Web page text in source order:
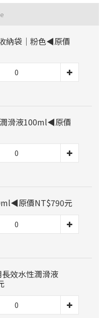
納袋｜粉色◀原價
滑液100ml◀原價
原價NT$790元
效水性潤滑液